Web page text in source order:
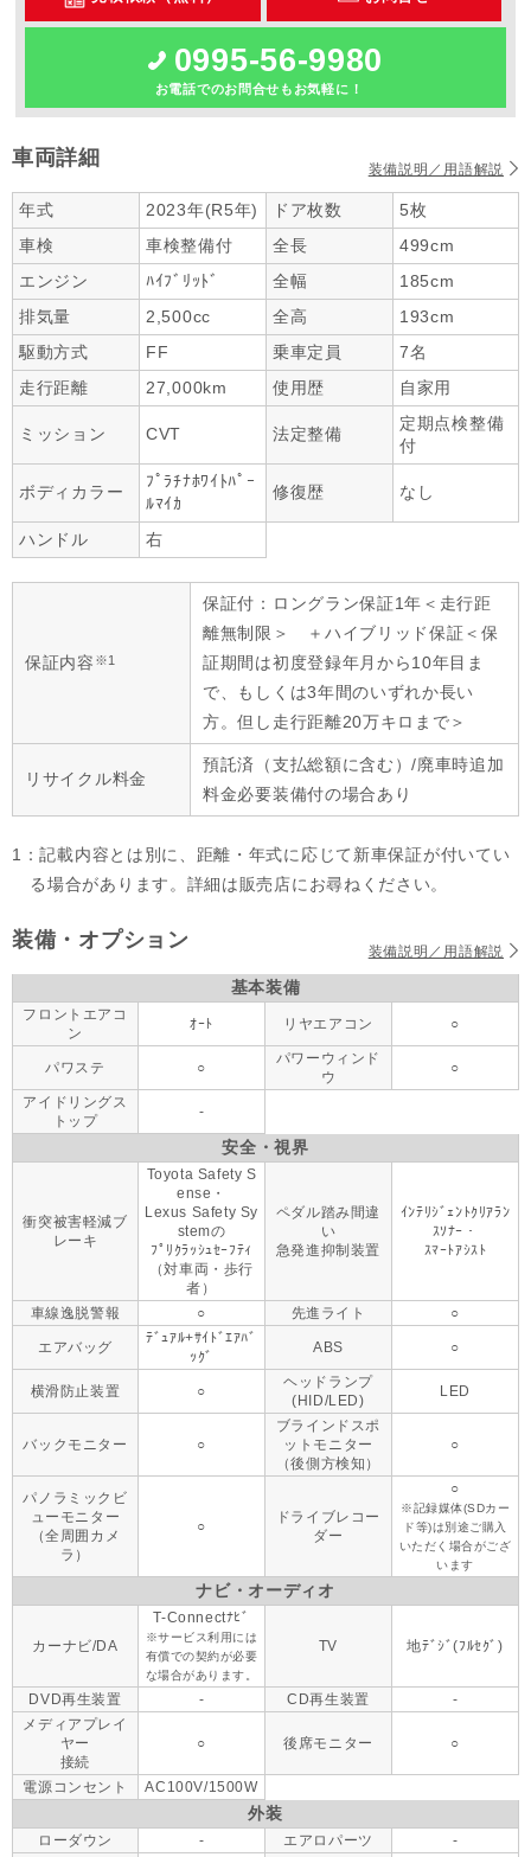
0995-56-9980
お電話でのお問合せもお気軽に！
車両詳細 装備説明／用語解説
年式 2023年(R5年) ドア枚数
5枚
車検
車検整備付 全長
499cm
エンジン
ﾊｲﾌﾞﾘｯﾄﾞ 全幅
185cm
排気量
2,500cc 全高
193cm
駆動方式
FF 乗車定員
7名
走行距離
27,000km 使用歴 自家用
ミッション CVT 法定整備
定期点検整備
付
ボディカラー
ﾌﾟﾗﾁﾅﾎﾜｲﾄﾊﾟｰ
ﾙﾏｲｶ
修復歴 なし
ハンドル 右
保証内容 ※1
保証付：ロングラン保証1年＜走行距
離無制限＞ ＋ハイブリッド保証＜保
証期間は初度登録年月から10年目ま
で、もしくは3年間のいずれか長い
方。但し走行距離20万キロまで＞
リサイクル料金
預託済（支払総額に含む）/廃車時追加
料金必要装備付の場合あり
1：記載内容とは別に、距離・年式に応じて新車保証が付いてい
る場合があります。詳細は販売店にお尋ねください。
装備・オプション 装備説明／用語解説
基本装備
フロントエアコ
ン
ｵｰﾄ リヤエアコン ○
パワステ ○
パワーウィンド
ウ
○
アイドリングス
トップ
-
安全・視界
衝突被害軽減ブ
レーキ
Toyota Safety S
ense・
Lexus Safety Sy
stemの
ﾌﾟﾘｸﾗｯｼｭｾｰﾌﾃｨ
（対車両・歩行
者）
ペダル踏み間違
い
急発進抑制装置
ｲﾝﾃﾘｼﾞｪﾝﾄｸﾘｱﾗﾝ
ｽｿﾅｰ・
ｽﾏｰﾄｱｼｽﾄ
車線逸脱警報 ○ 先進ライト ○
エアバッグ
ﾃﾞｭｱﾙ+ｻｲﾄﾞｴｱﾊﾞ
ｯｸﾞ
ABS ○
横滑防止装置 ○
ヘッドランプ
(HID/LED)
LED
バックモニター ○
ブラインドスポ
ットモニター
（後側方検知）
○
パノラミックビ
ューモニター
（全周囲カメ
ラ）
○
ドライブレコー
ダー
○
※記録媒体(SDカー
ド等)は別途ご購入
いただく場合がござ
います
ナビ・オーディオ
カーナビ/DA
T-Connectﾅﾋﾞ
※サービス利用には
有償での契約が必要
な場合があります。
TV 地ﾃﾞｼﾞ(ﾌﾙｾｸﾞ)
DVD再生装置 - CD再生装置
-
メディアプレイ
ヤー
接続
○ 後席モニター ○
電源コンセント AC100V/1500W
外装
ローダウン - エアロパーツ -